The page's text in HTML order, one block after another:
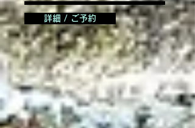
詳細 / ご予約